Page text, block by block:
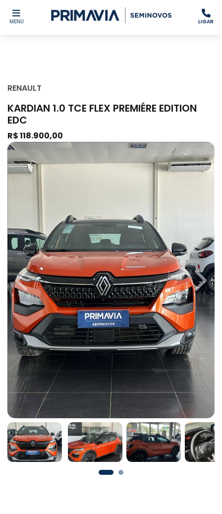
MENU LIGAR
RENAULT
KARDIAN 1.0 TCE FLEX PREMIÉRE EDITION
EDC
R$ 118.900,00
Previous Next